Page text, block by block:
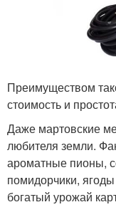
Преимуществом
стоимость и
Даже мартовские
любителя земли.
ароматные пионы,
помидорчики,
богатый урожай